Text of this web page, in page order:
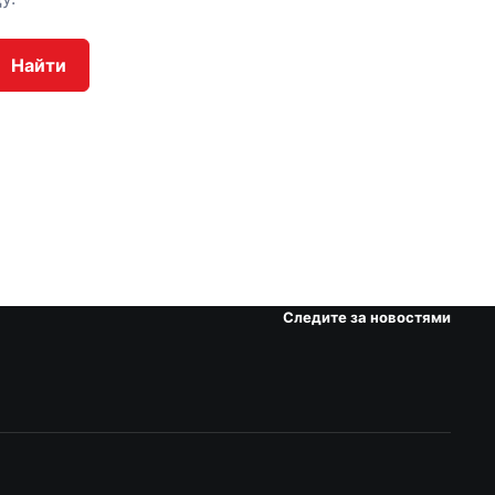
Найти
Следите за новостями